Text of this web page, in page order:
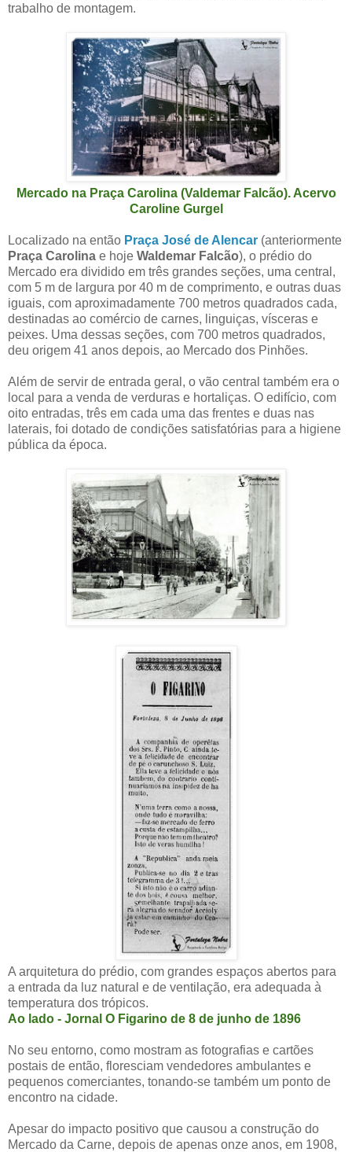
trabalho de montagem.
Mercado na Praça Carolina (Valdemar Falcão). Acervo
Caroline Gurgel
Localizado na então Praça José de Alencar (anteriormente
Praça Carolina e hoje Waldemar Falcão), o prédio do
Mercado era dividido em três grandes seções, uma central,
com 5 m de largura por 40 m de comprimento, e outras duas
iguais, com aproximadamente 700 metros quadrados cada,
destinadas ao comércio de carnes, linguiças, vísceras e
peixes. Uma dessas seções, com 700 metros quadrados,
deu origem 41 anos depois, ao Mercado dos Pinhões.
Além de servir de entrada geral, o vão central também era o
local para a venda de verduras e hortaliças. O edifício, com
oito entradas, três em cada uma das frentes e duas nas
laterais, foi dotado de condições satisfatórias para a higiene
pública da época.
A arquitetura do prédio, com grandes espaços abertos para
a entrada da luz natural e de ventilação, era adequada à
temperatura dos trópicos.
Ao lado - Jornal O Figarino de 8 de junho de 1896
No seu entorno, como mostram as fotografias e cartões
postais de então, floresciam vendedores ambulantes e
pequenos comerciantes, tonando-se também um ponto de
encontro na cidade.
Apesar do impacto positivo que causou a construção do
Mercado da Carne, depois de apenas onze anos, em 1908,